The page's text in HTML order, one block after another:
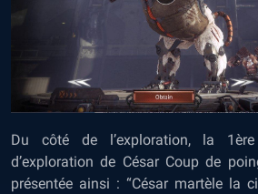
Du côté de l’exploration, la
d’exploration de César Coup de
présentée ainsi : “César martèle la